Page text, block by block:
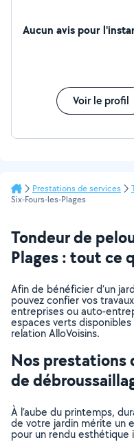
Aucun avis pour
Voir le profil
Prestations de services
Six-Fours-les-Plages
Tondeur de
Plages : tout ce
Afin de bénéficier d’un
pouvez confier vos
entreprises ou auto-
espaces verts
relation AlloVoisins.
Nos prestations
de
À l’aube du printemps,
de votre jardin mérite un
pour un rendu esthétique